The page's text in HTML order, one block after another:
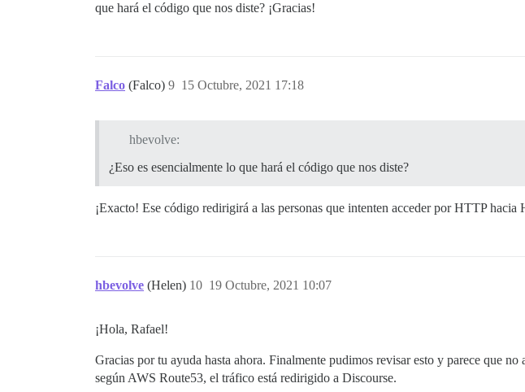
que hará el código que nos diste? ¡Gracias!
Falco (Falco) 15 Octubre, 2021 17:18
9
hbevolve:
¿Eso es esencialmente lo que hará el código que nos diste?
¡Exacto! Ese código redirigirá a las personas que intenten acceder por HTTP hacia
hbevolve (Helen) 19 Octubre, 2021 10:07
10
¡Hola, Rafael!
Gracias por tu ayuda hasta ahora. Finalmente pudimos revisar esto y parece que
según AWS Route53, el tráfico está redirigido a Discourse.